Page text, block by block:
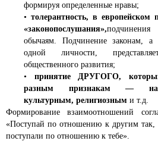
формируя определенные нравы;
• толерантность, в европейском
«законопослушания»,
обычаям. Подчинение законам,
одной личности,
общественного развития;
• принятие ДРУГОГО,
разным признакам —
культурным, религиозным и т.д.
Формирование взаимоотношений
«Поступай по отношению к другим так,
поступали по отношению к тебе».